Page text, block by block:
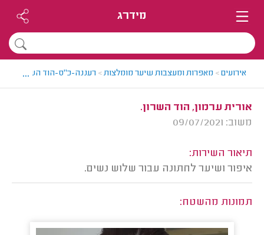
מידרג
אירועים> מאפרות ומעצבות שיער מומלצות> רעננה-כ"ס-הוד השרון >
...
אורית ערמון, הוד השרון.
משוב: 09/07/2021
תיאור השירות:
איפור ושיער לחתונה עבור שלוש נשים.
תמונות מהשטח: